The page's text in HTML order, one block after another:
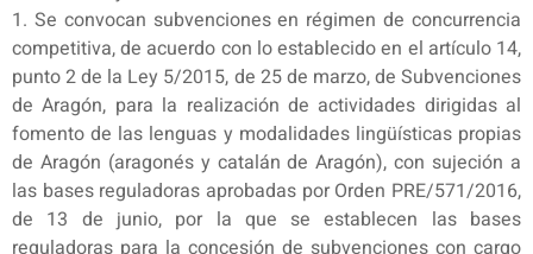
1. Se convocan subvenciones en régimen de concurrencia
competitiva, de acuerdo con lo establecido en el artículo 14,
punto 2 de la Ley 5/2015, de 25 de marzo, de Subvenciones
de Aragón, para la realización de actividades dirigidas al
fomento de las lenguas y modalidades lingüísticas propias
de Aragón (aragonés y catalán de Aragón), con sujeción a
las bases reguladoras aprobadas por Orden PRE/571/2016,
de 13 de junio, por la que se establecen las bases